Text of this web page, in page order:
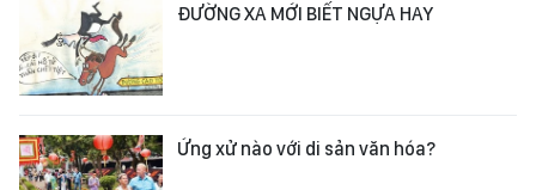
ĐƯỜNG XA MỚI BIẾT NGỰA HAY
Ứng xử nào với di sản văn hóa?